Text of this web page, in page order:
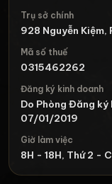
Trụ sở chính
928 Nguyễn Kiệm,
Mã số thuế
0315462262
Đăng ký kinh doanh
Do Phòng Đăng ký
07/01/2019
Giờ làm việc
8H - 18H, Thứ 2 -